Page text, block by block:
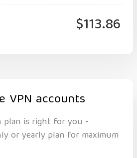
$113.86
VPN accounts
plan is right for you -
or yearly plan for maximum